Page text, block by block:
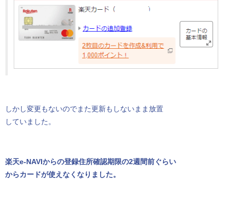
しかし変更もないのでまた更新もしないまま放置
していました。
楽天e-NAVIからの登録住所確認期限の2週間前ぐらい
からカードが使えなくなりました。